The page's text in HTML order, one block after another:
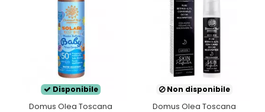
Disponibile
Domus Olea Toscana
Non disponibile
Domus Olea Toscana